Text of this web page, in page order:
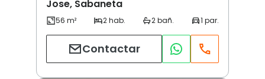
Jose, Sabaneta
Contactar